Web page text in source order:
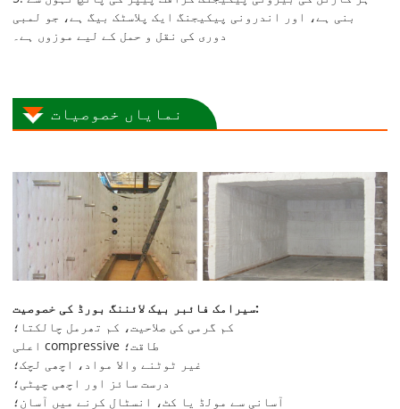
بنی ہے، اور اندرونی پیکیجنگ ایک پلاسٹک بیگ ہے، جو لمبی
دوری کی نقل و حمل کے لیے موزوں ہے۔
نمایاں خصوصیات
سیرامک ​​فائبر بیک لائننگ بورڈ کی خصوصیت:
کم گرمی کی صلاحیت، کم تھرمل چالکتا؛
اعلی compressive طاقت؛
غیر ٹوٹنے والا مواد، اچھی لچک؛
درست سائز اور اچھی چپٹی؛
آسانی سے مولڈ یا کٹ، انسٹال کرنے میں آسان؛